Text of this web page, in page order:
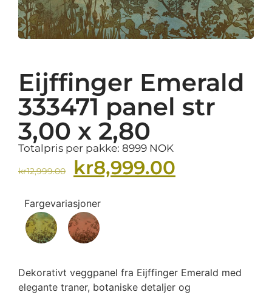
Eijffinger Emerald
333471 panel str
3,00 x 2,80
Totalpris per pakke: 8999 NOK
kr12,999.00 kr8,999.00
Fargevariasjoner
Dekorativt veggpanel fra Eijffinger Emerald med
elegante traner, botaniske detaljer og